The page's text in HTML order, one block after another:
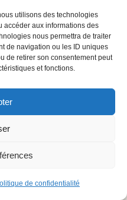
utilisons des technologies
accéder aux informations des
nous permettra de traiter
de navigation ou les ID uniques
de retirer son consentement peut
et fonctions.
de confidentialité
l'énergie et à stabiliser
sentez dispersé.
que vous travaillez ou